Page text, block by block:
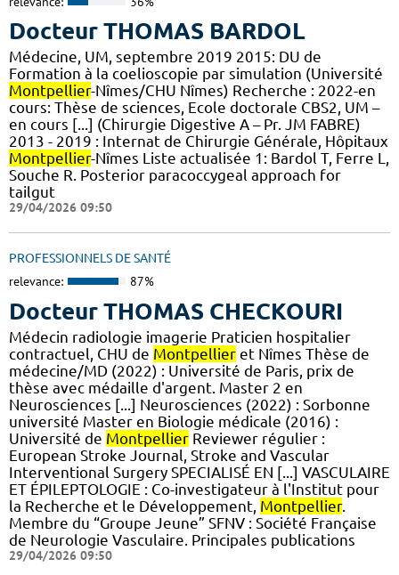
Docteur THOMAS BARDOL
Médecine, UM, septembre 2019 2015: DU de
Formation à la coelioscopie par simulation (Université
Montpellier-Nîmes/CHU Nîmes) Recherche : 2022-en
cours: Thèse de sciences, Ecole doctorale CBS2, UM –
en cours [...] (Chirurgie Digestive A – Pr. JM FABRE)
2013 - 2019 : Internat de Chirurgie Générale, Hôpitaux
Montpellier-Nîmes Liste actualisée 1: Bardol T, Ferre L,
Souche R. Posterior paracoccygeal approach for
tailgut
29/04/2026 09:50
PROFESSIONNELS DE SANTÉ
relevance: 87%
Docteur THOMAS CHECKOURI
Médecin radiologie imagerie Praticien hospitalier
contractuel, CHU de Montpellier et Nîmes Thèse de
médecine/MD (2022) : Université de Paris, prix de
thèse avec médaille d'argent. Master 2 en
Neurosciences [...] Neurosciences (2022) : Sorbonne
université Master en Biologie médicale (2016) :
Université de Montpellier Reviewer régulier :
European Stroke Journal, Stroke and Vascular
Interventional Surgery SPECIALISÉ EN [...] VASCULAIRE
ET ÉPILEPTOLOGIE : Co-investigateur à l'Institut pour
la Recherche et le Développement, Montpellier.
Membre du “Groupe Jeune” SFNV : Société Française
de Neurologie Vasculaire. Principales publications
29/04/2026 09:50